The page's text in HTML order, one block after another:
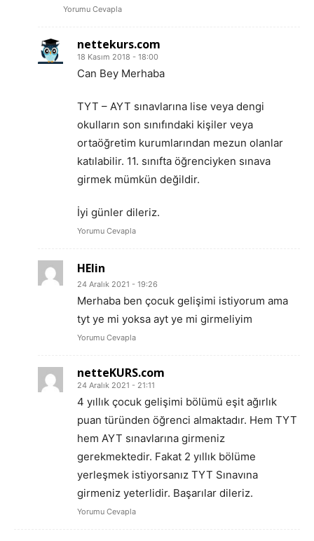
Yorumu Cevapla
nettekurs.com
18 Kasım 2018 - 18:00
Can Bey Merhaba
TYT – AYT sınavlarına lise veya dengi
okulların son sınıfındaki kişiler veya
ortaöğretim kurumlarından mezun olanlar
katılabilir. 11. sınıfta öğrenciyken sınava
girmek mümkün değildir.
İyi günler dileriz.
Yorumu Cevapla
HElin
24 Aralık 2021 - 19:26
Merhaba ben çocuk gelişimi istiyorum ama
tyt ye mi yoksa ayt ye mi girmeliyim
Yorumu Cevapla
netteKURS.com
24 Aralık 2021 - 21:11
4 yıllık çocuk gelişimi bölümü eşit ağırlık
puan türünden öğrenci almaktadır. Hem TYT
hem AYT sınavlarına girmeniz
gerekmektedir. Fakat 2 yıllık bölüme
yerleşmek istiyorsanız TYT Sınavına
girmeniz yeterlidir. Başarılar dileriz.
Yorumu Cevapla